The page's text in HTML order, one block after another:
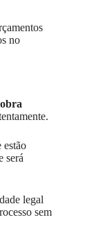
no
estão
será
legal
sem